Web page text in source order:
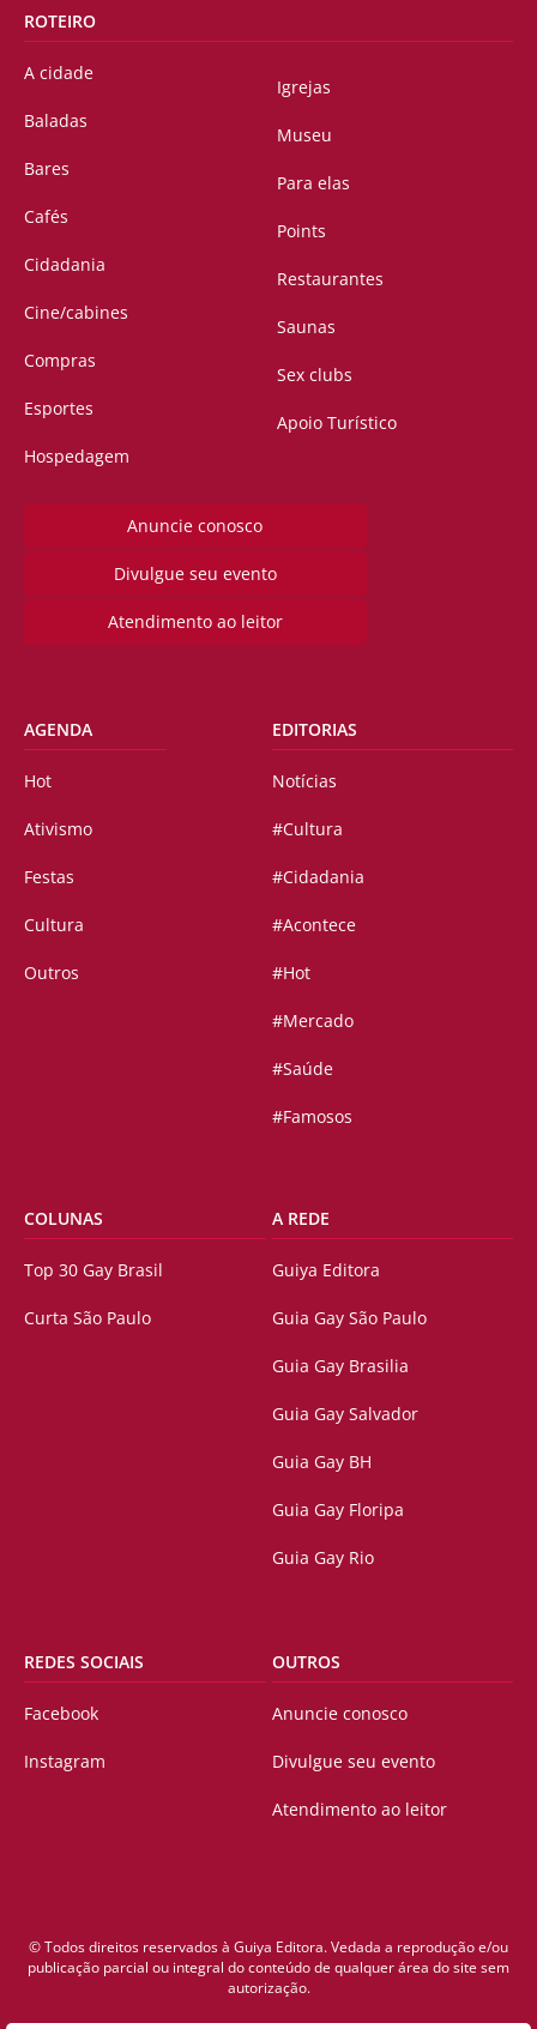
ROTEIRO
A cidade
Baladas
Bares
Cafés
Cidadania
Cine/cabines
Compras
Esportes
Hospedagem
Igrejas
Museu
Para elas
Points
Restaurantes
Saunas
Sex clubs
Apoio Turístico
Anuncie conosco
Divulgue seu evento
Atendimento ao leitor
AGENDA
Hot
Ativismo
Festas
Cultura
Outros
EDITORIAS
Notícias
#Cultura
#Cidadania
#Acontece
#Hot
#Mercado
#Saúde
#Famosos
COLUNAS
Top 30 Gay Brasil
Curta São Paulo
A REDE
Guiya Editora
Guia Gay São Paulo
Guia Gay Brasilia
Guia Gay Salvador
Guia Gay BH
Guia Gay Floripa
Guia Gay Rio
REDES SOCIAIS
Facebook
Instagram
OUTROS
Anuncie conosco
Divulgue seu evento
Atendimento ao leitor
© Todos direitos reservados à Guiya Editora. Vedada a reprodução e/ou
publicação parcial ou integral do conteúdo de qualquer área do site sem
autorização.